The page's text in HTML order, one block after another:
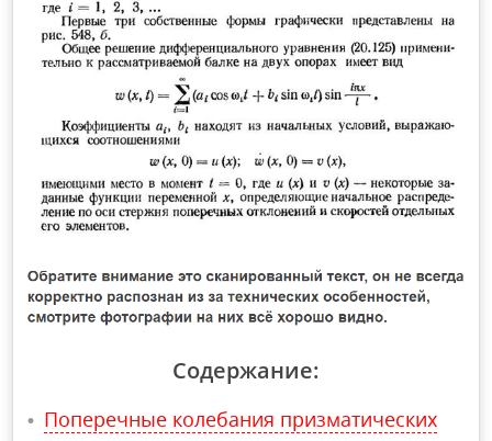
Содержание:
Поперечные колебания призматических